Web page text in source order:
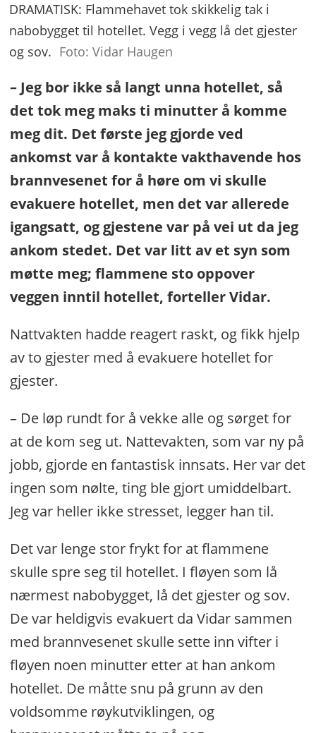
DRAMATISK: Flammehavet tok skikkelig tak i
nabobygget til hotellet. Vegg i vegg lå det gjester
og sov. Foto: Vidar Haugen
– Jeg bor ikke så langt unna hotellet, så
det tok meg maks ti minutter å komme
meg dit. Det første jeg gjorde ved
ankomst var å kontakte vakthavende hos
brannvesenet for å høre om vi skulle
evakuere hotellet, men det var allerede
igangsatt, og gjestene var på vei ut da jeg
ankom stedet. Det var litt av et syn som
møtte meg; flammene sto oppover
veggen inntil hotellet, forteller Vidar.
Nattvakten hadde reagert raskt, og fikk hjelp
av to gjester med å evakuere hotellet for
gjester.
– De løp rundt for å vekke alle og sørget for
at de kom seg ut. Nattevakten, som var ny på
jobb, gjorde en fantastisk innsats. Her var det
ingen som nølte, ting ble gjort umiddelbart.
Jeg var heller ikke stresset, legger han til.
Det var lenge stor frykt for at flammene
skulle spre seg til hotellet. I fløyen som lå
nærmest nabobygget, lå det gjester og sov.
De var heldigvis evakuert da Vidar sammen
med brannvesenet skulle sette inn vifter i
fløyen noen minutter etter at han ankom
hotellet. De måtte snu på grunn av den
voldsomme røykutviklingen, og